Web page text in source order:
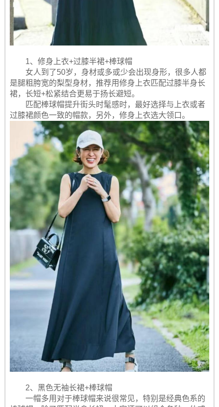
1、修身上衣+过膝半裙+棒球帽
女人到了50岁，身材或多或少会出现身形，很多人都
是腿粗胯宽的梨型身材，推荐用修身上衣匹配过膝半身长
裙，长短+松紧结合更易于扬长避短。
匹配棒球帽提升街头时髦感时，最好选择与上衣或者
过膝裙颜色一致的帽款，另外，修身上衣选大领口。
2、黑色无袖长裙+棒球帽
一帽多用对于棒球帽来说很常见，特别是经典色系的